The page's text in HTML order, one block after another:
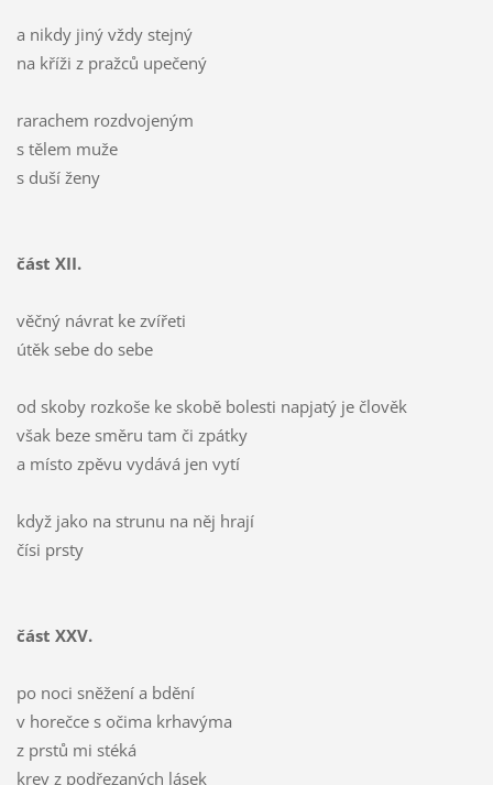
a nikdy jiný vždy stejný
na kříži z pražců upečený
rarachem rozdvojeným
s tělem muže
s duší ženy
část XII.
věčný návrat ke zvířeti
útěk sebe do sebe
od skoby rozkoše ke skobě bolesti napjatý je člověk
však beze směru tam či zpátky
a místo zpěvu vydává jen vytí
když jako na strunu na něj hrají
čísi prsty
část XXV.
po noci sněžení a bdění
v horečce s očima krhavýma
z prstů mi stéká
krev z podřezaných lásek